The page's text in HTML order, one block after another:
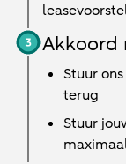
Akkoord
Stuur
terug
Stuur